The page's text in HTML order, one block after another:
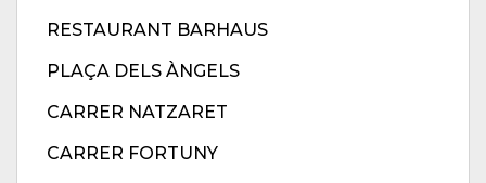
RESTAURANT BARHAUS
PLAÇA DELS ÀNGELS
CARRER NATZARET
CARRER FORTUNY